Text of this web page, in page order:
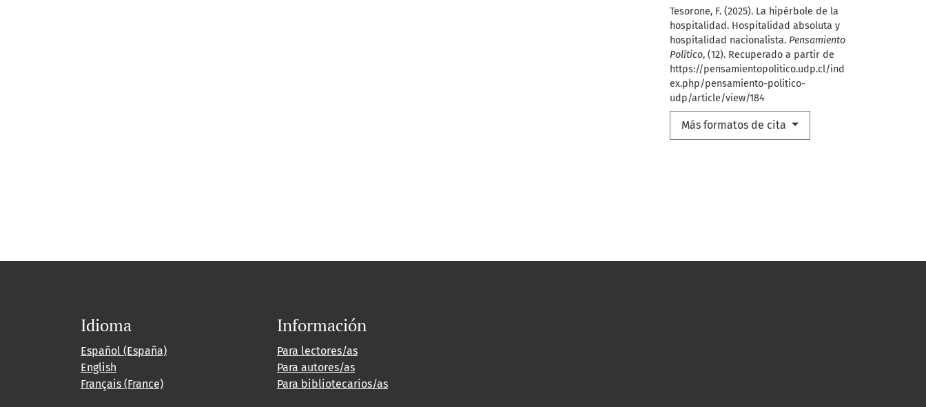
Tesorone, F. (2025). La hipérbole de la
hospitalidad. Hospitalidad absoluta y
hospitalidad nacionalista. Pensamiento
Político, (12). Recuperado a partir de
https://pensamientopolitico.udp.cl/ind
ex.php/pensamiento-politico-
udp/article/view/184
Más formatos de cita
Idioma
Español (España)
English
Français (France)
Información
Para lectores/as
Para autores/as
Para bibliotecarios/as